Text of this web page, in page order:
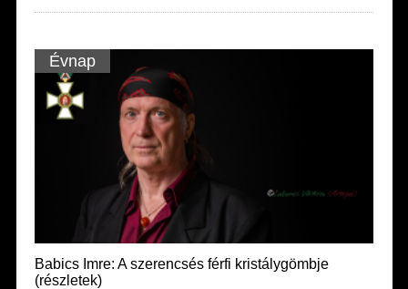
Évnap
Babics Imre: A szerencsés férfi kristálygömbje
(részletek)